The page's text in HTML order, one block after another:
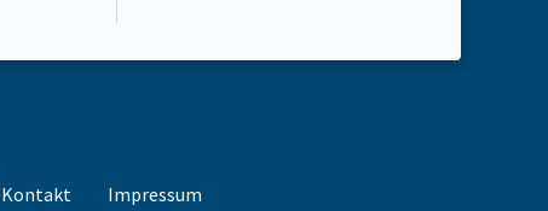
Kontakt Impressum